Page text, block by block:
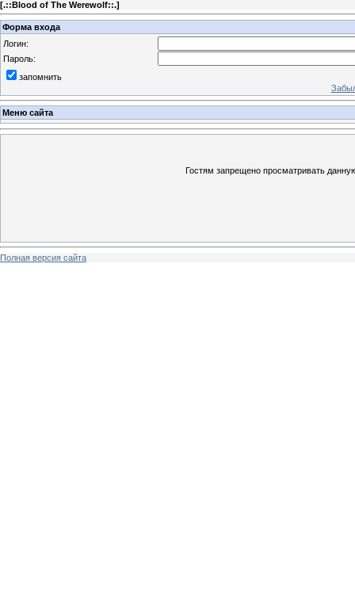
[.::Blood of The Werewolf::.]
Форма входа
Логин:
Пароль:
запомнить
Меню сайта
Гостям запрещено просматривать
Полная версия сайта